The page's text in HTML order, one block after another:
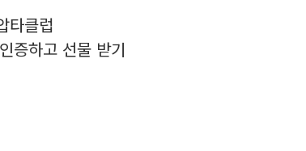
클럽
증하고 선물 받기